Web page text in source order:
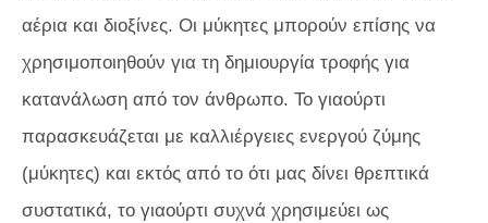
αέρια και διοξίνες. Οι μύκητες μπορούν επίσης να
χρησιμοποιηθούν για τη δημιουργία τροφής για
κατανάλωση από τον άνθρωπο. Το γιαούρτι
παρασκευάζεται με καλλιέργειες ενεργού ζύμης
(μύκητες) και εκτός από το ότι μας δίνει θρεπτικά
συστατικά, το γιαούρτι συχνά χρησιμεύει ως